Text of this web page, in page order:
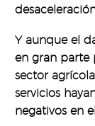
Y aunque el
en gran parte
sector
servicios
negativos en